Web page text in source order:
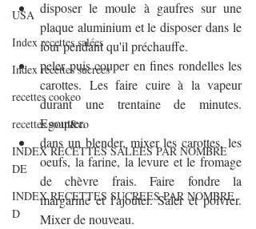
USA
Index recettes salées
Index recettes sucrées
recettes cookeo
recettes soup&co
INDEX RECETTES SALEES PAR NOMBRE
DE
INDEX RECETTES SUCREES PAR NOMBRE
D
disposer le moule à gaufres sur une
plaque aluminium et le disposer dans le
four pendant qu'il préchauffe.
peler puis couper en fines rondelles les
carottes. Les faire cuire à la vapeur
durant une trentaine de minutes.
Egoutter.
dans un blender, mixer les carottes, les
oeufs, la farine, la levure et le fromage
de chèvre frais. Faire fondre la
margarine et l'ajouter. Saler et poivrer.
Mixer de nouveau.